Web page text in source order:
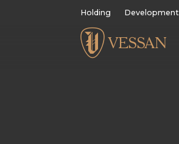
Holding Development